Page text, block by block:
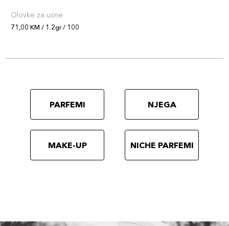
Olovke za usne
71,00 KM / 1.2gr / 100
PARFEMI NJEGA
MAKE-UP NICHE PARFEMI